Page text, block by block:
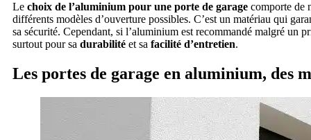
Le choix de l’aluminium pour une porte de garage comporte de
différents modèles d’ouverture possibles. C’est un matériau qui
sa sécurité. Cependant, si l’aluminium est recommandé malgré un
surtout pour sa durabilité et sa facilité d’entretien.
Les portes de garage en aluminium, des